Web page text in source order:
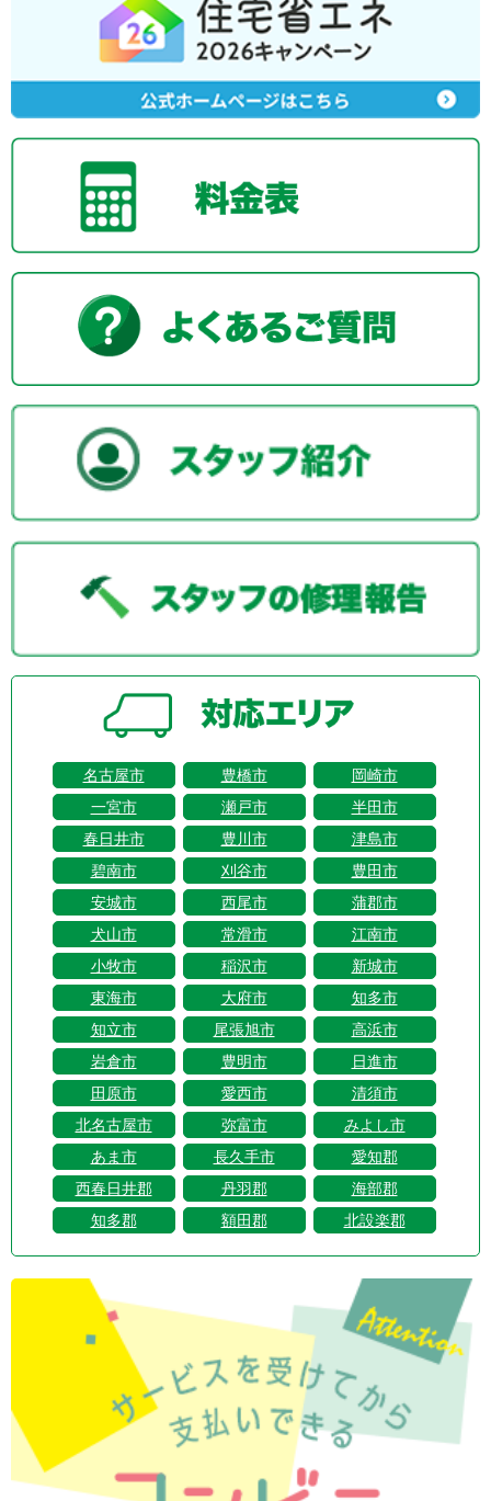
名古屋市 豊橋市
岡崎市
一宮市
瀬戸市
半田市
春日井市
豊川市
津島市
碧南市
刈谷市
豊田市
安城市
西尾市
蒲郡市
犬山市
常滑市
江南市
小牧市
稲沢市
新城市
東海市
大府市
知多市
知立市
尾張旭市
高浜市
岩倉市
豊明市
日進市
田原市
愛西市
清須市
北名古屋市
弥富市
みよし市
あま市
長久手市
愛知郡
西春日井郡
丹羽郡
海部郡
知多郡
額田郡 北設楽郡